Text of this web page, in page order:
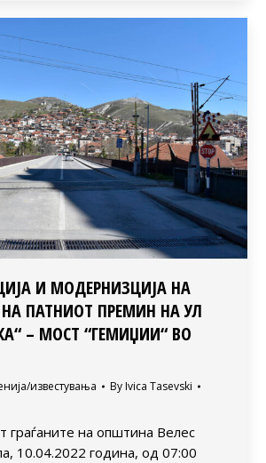
И МОДЕРНИЗЦИЈА НА
ПАТНИОТ ПРЕМИН НА УЛ
– МОСТ “ГЕМИЏИИ“ ВО
известувања By Ivica Tasevski
граѓаните на општина Велес
10.04.2022 година, од 07:00